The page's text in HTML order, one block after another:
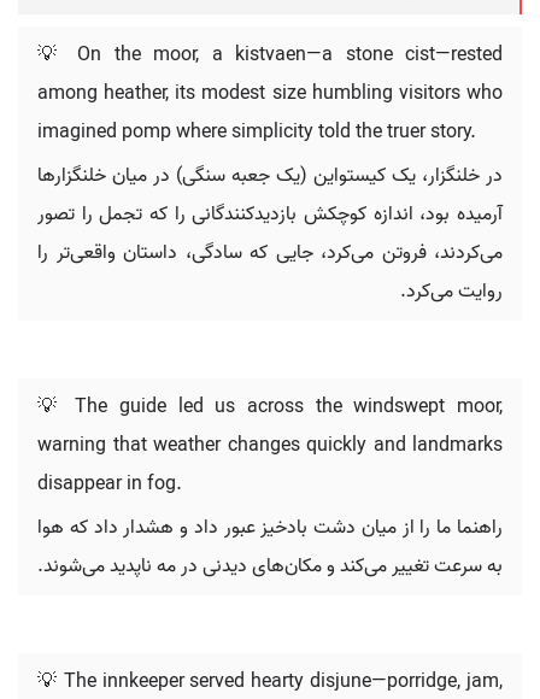
💡 On the moor, a kistvaen—a stone cist—rested
among heather, its modest size humbling visitors who
imagined pomp where simplicity told the truer story.
در خلنگزار، یک کیستواین (یک جعبه سنگی) در میان خلنگزارها
آرمیده بود، اندازه کوچکش بازدیدکنندگانی را که تجمل را تصور
می‌کردند، فروتن می‌کرد، جایی که سادگی، داستان واقعی‌تر را
روایت می‌کرد.
💡 The guide led us across the windswept moor,
warning that weather changes quickly and landmarks
disappear in fog.
راهنما ما را از میان دشت بادخیز عبور داد و هشدار داد که هوا
به سرعت تغییر می‌کند و مکان‌های دیدنی در مه ناپدید می‌شوند.
💡 The innkeeper served hearty disjune—porridge, jam,